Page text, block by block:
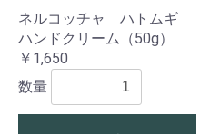
ネルコッチャ ハトムギ
ハンドクリーム（50g）
￥1,650
数量